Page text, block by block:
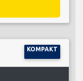
KOMPAKT